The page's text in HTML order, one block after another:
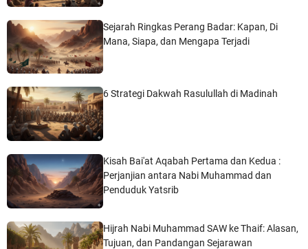
Sejarah Ringkas Perang Badar: Kapan, Di
Mana, Siapa, dan Mengapa Terjadi
6 Strategi Dakwah Rasulullah di Madinah
Kisah Bai'at Aqabah Pertama dan Kedua :
Perjanjian antara Nabi Muhammad dan
Penduduk Yatsrib
Hijrah Nabi Muhammad SAW ke Thaif: Alasan,
Tujuan, dan Pandangan Sejarawan